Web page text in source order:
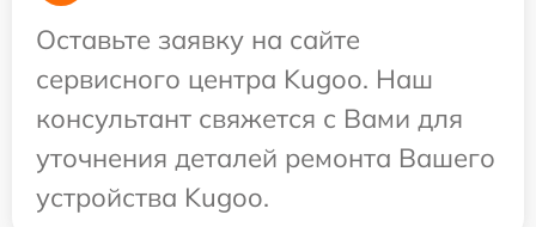
Оставьте заявку на сайте
сервисного центра Kugoo. Наш
консультант свяжется с Вами для
уточнения деталей ремонта Вашего
устройства Kugoo.